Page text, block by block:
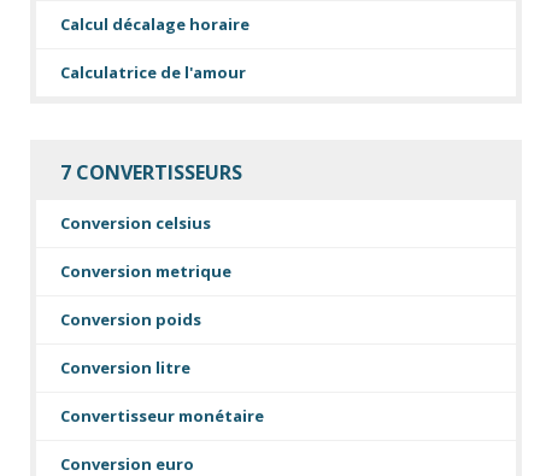
Calcul décalage horaire
Calculatrice de l'amour
7 CONVERTISSEURS
Conversion celsius
Conversion metrique
Conversion poids
Conversion litre
Convertisseur monétaire
Conversion euro